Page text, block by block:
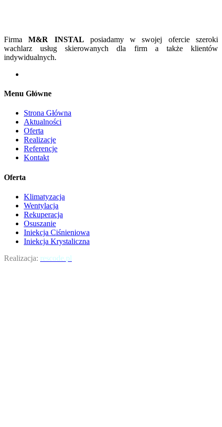
FirmaM&R INSTAL posiadamy w swojej ofercie szeroki
wachlarz usług skierowanych dla firm a także klientów
indywidualnych.
Menu Główne
Strona Główna
Aktualności
Oferta
Realizacje
Referencje
Kontakt
Oferta
Klimatyzacja
Wentylacja
Rekuperacja
Osuszanie
Iniekcja Ciśnieniowa
Iniekcja Krystaliczna
Realizacja: rescode.pl